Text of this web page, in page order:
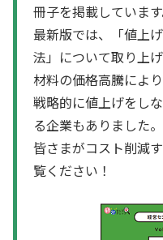
冊子を掲載しています
最新版では、「値上
法」について取り上
材料の価格高騰によ
戦略的に値上げをし
る企業もありました。
皆さまがコスト削減
覧ください！